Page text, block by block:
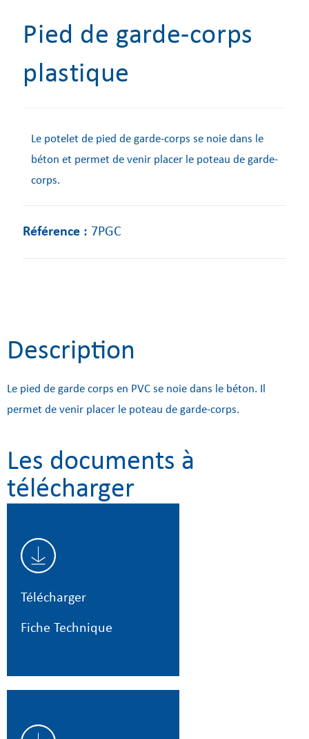
Pied de garde-corps
plastique
Le potelet de pied de garde-corps se noie dans le
béton et permet de venir placer le poteau de garde-
corps.
Référence : 7PGC
Description
Le pied de garde corps en PVC se noie dans le béton. Il
permet de venir placer le poteau de garde-corps.
Les documents à
télécharger
Télécharger
Fiche Technique